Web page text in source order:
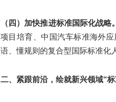
（四）加快推进标准国际化战略
项目培育、中国汽车标准海外
语、懂规则的复合型国际标准化
二、紧跟前沿，绘就新兴领域“